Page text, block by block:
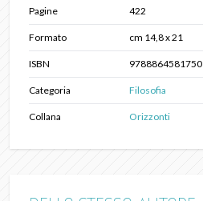
Pagine 422
Formato cm 14,8 x 21
ISBN 9788864581750
Categoria Filosofia
Collana Orizzonti